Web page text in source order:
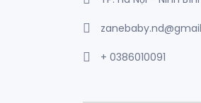
+ 0386010091